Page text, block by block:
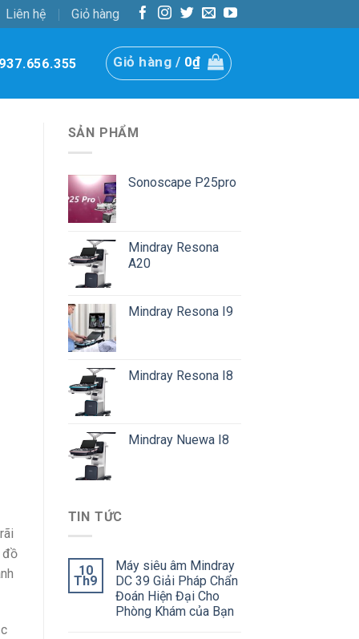
Liên hệ Giỏ hàng
Giỏ hàng / 0₫
đồ
SẢN PHẨM
Sonoscape P25pro
Mindray Resona
A20
Mindray Resona I9
Mindray Resona I8
Mindray Nuewa I8
TIN TỨC
10
Th9
Máy siêu âm Mindray
DC 39 Giải Pháp Chẩn
Đoán Hiện Đại Cho
Phòng Khám của Bạn